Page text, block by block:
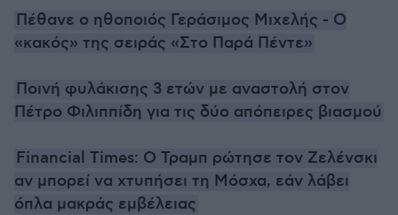
Πέθανε ο ηθοποιός Γεράσιμος Μιχελής - Ο
«κακός» της σειράς «Στο Παρά Πέντε»
Ποινή φυλάκισης 3 ετών με αναστολή στον
Πέτρο Φιλιππίδη για τις δύο απόπειρες βιασμού
Financial Times: Ο Τραμπ ρώτησε τον Ζελένσκι
αν μπορεί να χτυπήσει τη Μόσχα, εάν λάβει
όπλα μακράς εμβέλειας